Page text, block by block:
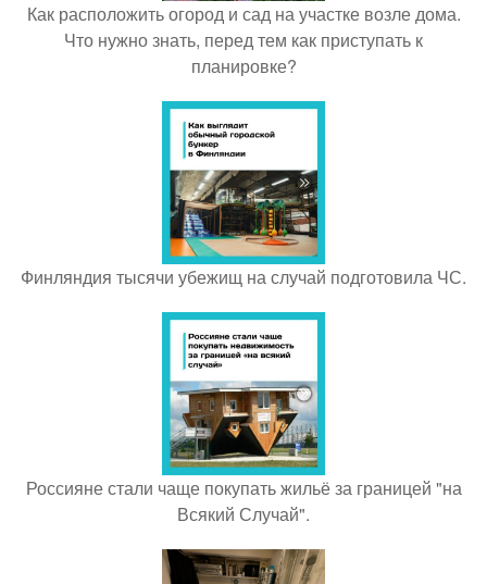
Как расположить огород и сад на участке возле дома.
Что нужно знать, перед тем как приступать к
планировке?
Финляндия тысячи убежищ на случай подготовила ЧС.
Россияне стали чаще покупать жильё за границей "на
Всякий Случай".